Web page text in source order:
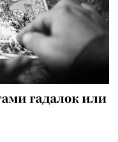
гадалок или